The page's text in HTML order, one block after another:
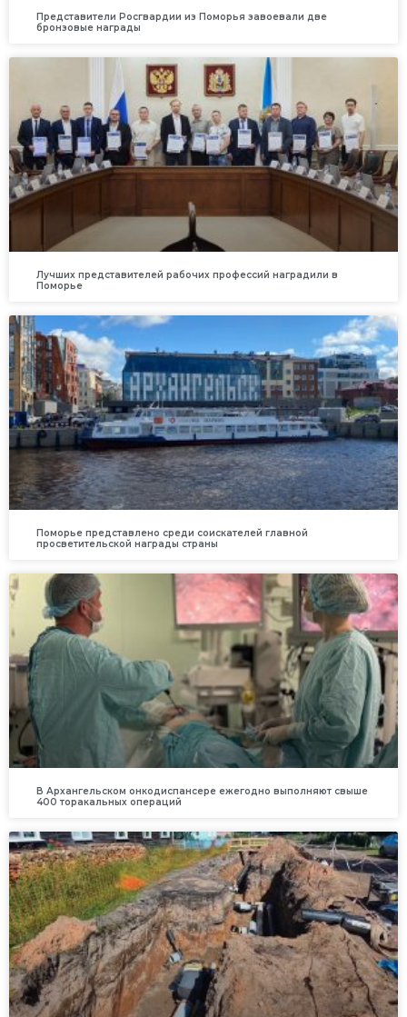
Представители Росгвардии из Поморья завоевали две
бронзовые награды
Лучших представителей рабочих профессий наградили в
Поморье
Поморье представлено среди соискателей главной
просветительской награды страны
В Архангельском онкодиспансере ежегодно выполняют свыше
400 торакальных операций